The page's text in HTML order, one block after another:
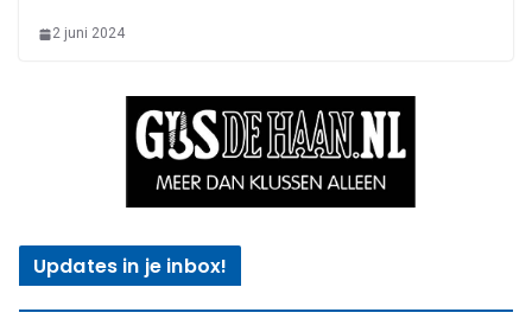
2 juni 2024
Updates in je inbox!